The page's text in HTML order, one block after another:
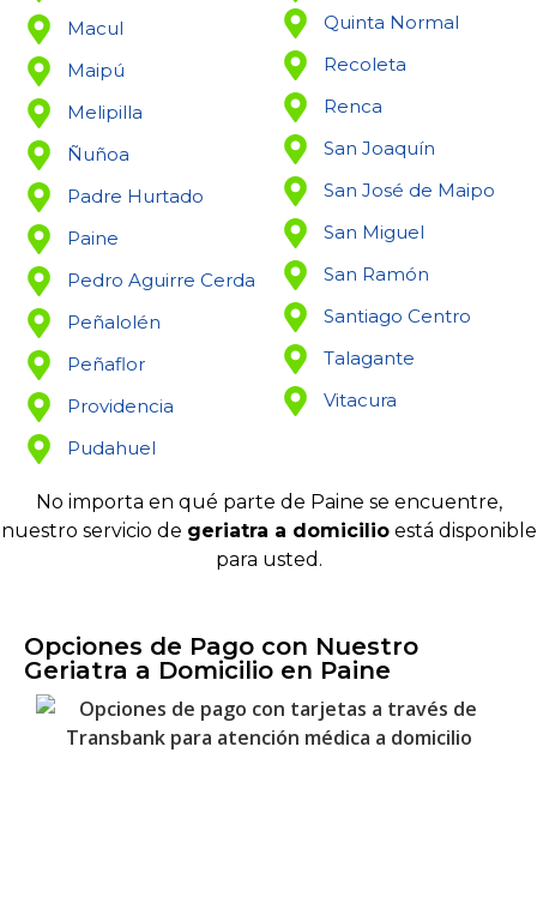
Macul
Maipú
Melipilla
Ñuñoa
Padre Hurtado
Paine
Pedro Aguirre Cerda
Peñalolén
Peñaflor
Providencia
Pudahuel
Quinta Normal
Recoleta
Renca
San Joaquín
San José de Maipo
San Miguel
San Ramón
Santiago Centro
Talagante
Vitacura
No importa en qué parte de Paine se encuentre,
nuestro servicio de geriatra a domicilioestá disponible
para usted.
Opciones de Pago con Nuestro
Geriatra a Domicilio en Paine